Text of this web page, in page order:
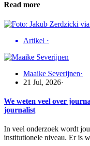
Read more
Artikel ·
Maaike Severijnen·
21 Jul, 2026·
We weten veel over
journalist
In veel onderzoek wordt
institutionele niveau. Er is